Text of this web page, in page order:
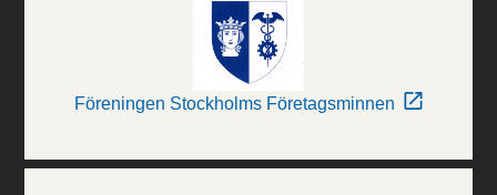
Föreningen Stockholms Företagsminnen